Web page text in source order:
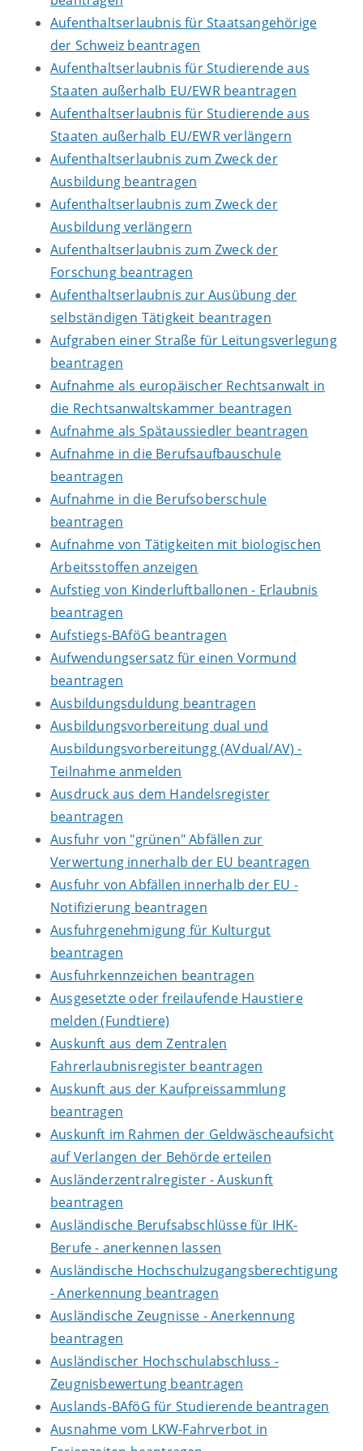
Aufenthaltserlaubnis für Staatsangehörige
der Schweiz beantragen
Aufenthaltserlaubnis für Studierende aus
Staaten außerhalb EU/EWR beantragen
Aufenthaltserlaubnis für Studierende aus
Staaten außerhalb EU/EWR verlängern
Aufenthaltserlaubnis zum Zweck der
Ausbildung beantragen
Aufenthaltserlaubnis zum Zweck der
Ausbildung verlängern
Aufenthaltserlaubnis zum Zweck der
Forschung beantragen
Aufenthaltserlaubnis zur Ausübung der
selbständigen Tätigkeit beantragen
Aufgraben einer Straße für Leitungsverlegung
beantragen
Aufnahme als europäischer Rechtsanwalt in
die Rechtsanwaltskammer beantragen
Aufnahme als Spätaussiedler beantragen
Aufnahme in die Berufsaufbauschule
beantragen
Aufnahme in die Berufsoberschule
beantragen
Aufnahme von Tätigkeiten mit biologischen
Arbeitsstoffen anzeigen
Aufstieg von Kinderluftballonen - Erlaubnis
beantragen
Aufstiegs-BAföG beantragen
Aufwendungsersatz für einen Vormund
beantragen
Ausbildungsduldung beantragen
Ausbildungsvorbereitung dual und
Ausbildungsvorbereitungg (AVdual/AV) -
Teilnahme anmelden
Ausdruck aus dem Handelsregister
beantragen
Ausfuhr von "grünen" Abfällen zur
Verwertung innerhalb der EU beantragen
Ausfuhr von Abfällen innerhalb der EU -
Notifizierung beantragen
Ausfuhrgenehmigung für Kulturgut
beantragen
Ausfuhrkennzeichen beantragen
Ausgesetzte oder freilaufende Haustiere
melden (Fundtiere)
Auskunft aus dem Zentralen
Fahrerlaubnisregister beantragen
Auskunft aus der Kaufpreissammlung
beantragen
Auskunft im Rahmen der Geldwäscheaufsicht
auf Verlangen der Behörde erteilen
Ausländerzentralregister - Auskunft
beantragen
Ausländische Berufsabschlüsse für IHK-
Berufe - anerkennen lassen
Ausländische Hochschulzugangsberechtigung
- Anerkennung beantragen
Ausländische Zeugnisse - Anerkennung
beantragen
Ausländischer Hochschulabschluss -
Zeugnisbewertung beantragen
Auslands-BAföG für Studierende beantragen
Ausnahme vom LKW-Fahrverbot in